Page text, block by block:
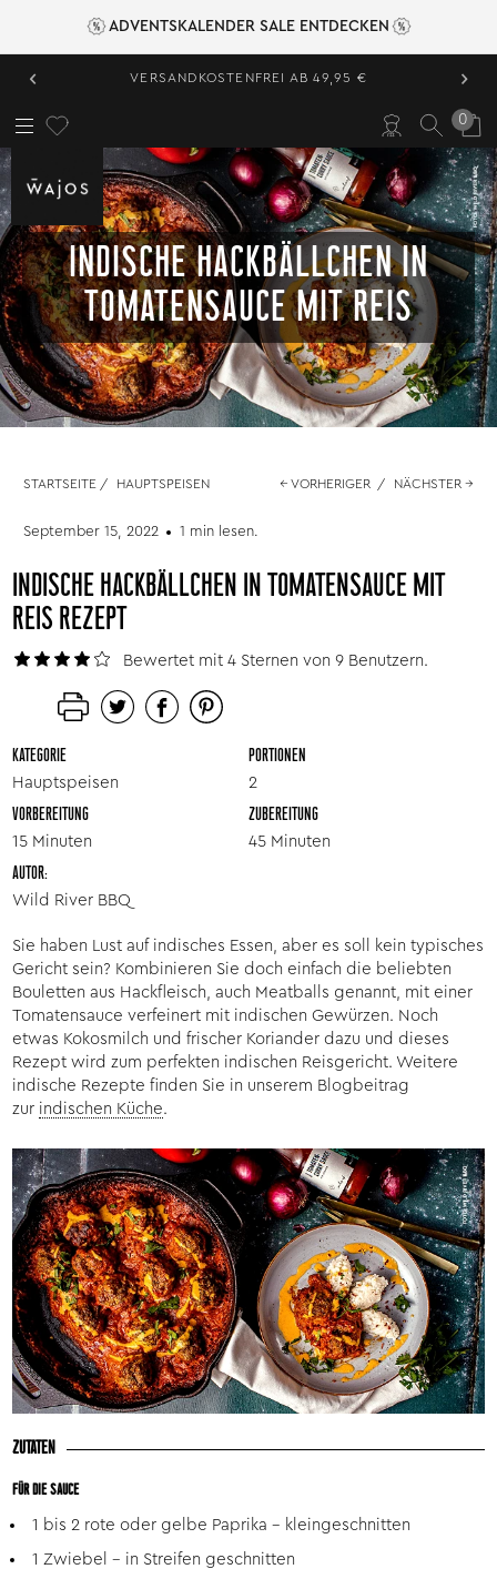
ADVENTSKALENDER SALE ENTDECKEN
‹ VERSANDKOSTENFREI AB 49,95 € ›
0
INDISCHE HACKBÄLLCHEN IN
TOMATENSAUCE MIT REIS
STARTSEITE / HAUPTSPEISEN ← VORHERIGER / NÄCHSTER →
September 15, 2022 1 min lesen.
INDISCHE HACKBÄLLCHEN IN TOMATENSAUCE MIT
REIS REZEPT
Bewertet mit 4 Sternen von 9 Benutzern.
KATEGORIE
Hauptspeisen
PORTIONEN
2
VORBEREITUNG
15 Minuten
ZUBEREITUNG
45 Minuten
AUTOR:
Wild River BBQ
Sie haben Lust auf indisches Essen, aber es soll kein typisches
Gericht sein? Kombinieren Sie doch einfach die beliebten
Bouletten aus Hackfleisch, auch Meatballs genannt, mit einer
Tomatensauce verfeinert mit indischen Gewürzen. Noch
etwas Kokosmilch und frischer Koriander dazu und dieses
Rezept wird zum perfekten indischen Reisgericht. Weitere
indische Rezepte finden Sie in unserem Blogbeitrag
zur indischen Küche.
ZUTATEN
FÜR DIE SAUCE
1 bis 2 rote oder gelbe Paprika – kleingeschnitten
1 Zwiebel – in Streifen geschnitten